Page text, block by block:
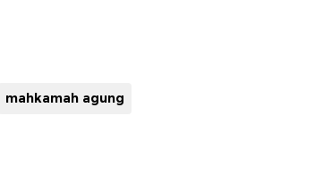
mahkamah agung